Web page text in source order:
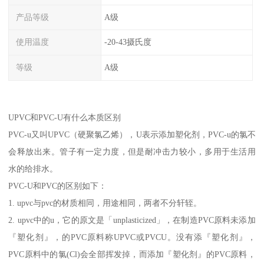
产品等级 A级
使用温度 -20-43摄氏度
等级 A级
UPVC和PVC-U有什么本质区别
PVC-u又叫UPVC（硬聚氯乙烯），U表示添加塑化剂，PVC-u的氯不
会释放出来。管子有一定力度，但是耐冲击力较小，多用于生活用
水的给排水。
PVC-U和PVC的区别如下：
1. upvc与pvc的材质相同，用途相同，两者不分轩轾。
2. upvc中的u，它的原文是「unplasticized」，在制造PVC原料未添加
『塑化剂』，的PVC原料称UPVC或PVCU。没有添『塑化剂』，
PVC原料中的氯(Cl)会全部挥发掉，而添加『塑化剂』的PVC原料，